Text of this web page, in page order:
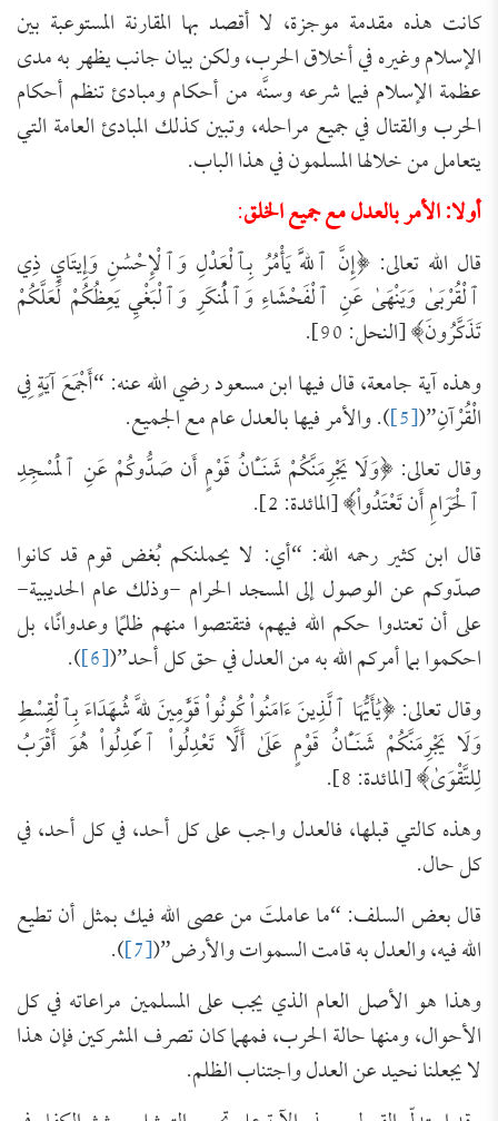
كانت هذه مقدمة موجزة، لا أقصد بها المقارنة المستوعبة بين
الإسلام وغيره في أخلاق الحرب، ولكن بيان جانب يظهر به مدى
عظمة الإسلام فيما شرعه وسنَّه من أحكام ومبادئ تنظم أحكام
الحرب والقتال في جميع مراحله، وتبين كذلك المبادئ العامة التي
يتعامل من خلالها المسلمون في هذا الباب.
أولا: الأمر بالعدل مع جميع الخلق:
قال الله تعالى: ﴿إِنَّ ٱللَّهَ يَأْمُرُ بِٱلْعَدْلِ وَٱلْإِحْسَٰنِ وَإِيتَايِٕ ذِي
ٱلْقُرْبَىٰ وَيَنْهَىٰ عَنِ ٱلْفَحْشَاءِ وَٱلْمُنكَرِ ‌وَٱلْبَغْيِ يَعِظُكُمْ لَعَلَّكُمْ
تَذَكَّرُونَ﴾ [النحل: 90].
وهذه آية جامعة، قال فيها ابن مسعود رضي الله عنه: “أَجْمَعَ آيَةٍ فِي
الْقُرْآنِ”([5] ). والأمر فيها بالعدل عام مع الجميع.
وقال تعالى: ﴿وَلَا ‌يَجْرِمَنَّكُمْ شَنَـَٔانُ قَوْمٍ أَن صَدُّوكُمْ عَنِ ٱلْمَسْجِدِ
ٱلْحَرَامِ أَن تَعْتَدُواْ﴾ [المائدة: 2].
قال ابن كثير رحمه الله: “أي: لا يحملنكم بُغض قوم قد كانوا
صدّوكم عن الوصول إلى المسجد الحرام -وذلك عام الحديبية-
على أن تعتدوا حكم الله فيهم، فتقتصوا منهم ظلمًا وعدوانًا، بل
احكموا بما أمركم الله به من العدل في حق كل أحد”([6]
).
وقال تعالى: ﴿يَٰأَيُّهَا ٱلَّذِينَ ءَامَنُواْ كُونُواْ قَوَّٰمِينَ لِلَّهِ شُهَدَاءَ بِٱلْقِسْطِ
وَلَا ‌يَجْرِمَنَّكُمْ شَنَـَٔانُ قَوْمٍ عَلَىٰ أَلَّا تَعْدِلُواْ ٱعْدِلُواْ هُوَ أَقْرَبُ
لِلتَّقْوَىٰ﴾ [المائدة: 8].
وهذه كالتي قبلها، فالعدل واجب على كل أحد، في كل أحد، في
كل حال.
قال بعض السلف: “ما عاملتَ من عصى الله فيك بمثل أن تطيع
الله فيه، والعدل به قامت السموات والأرض”([7]
).
وهذا هو الأصل العام الذي يجب على المسلمين مراعاته في كل
الأحوال، ومنها حالة الحرب، فمهما كان تصرف المشركين فإن هذا
لا يجعلنا نحيد عن العدل واجتناب الظلم.